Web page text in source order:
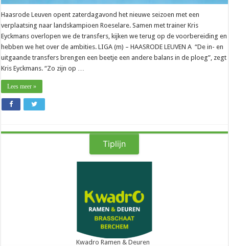
Haasrode Leuven opent zaterdagavond het nieuwe seizoen met een
verplaatsing naar landskampioen Roeselare. Samen met trainer Kris
Eyckmans overlopen we de transfers, kijken we terug op de voorbereiding en
hebben we het over de ambities. LIGA (m) – HAASRODE LEUVEN A “De in- en
uitgaande transfers brengen een beetje een andere balans in de ploeg”, zegt
Kris Eyckmans. “Zo zijn op …
Lees meer »
Tiplijn
Kwadro Ramen & Deuren